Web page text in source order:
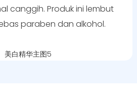
canggih. Produk ini lembut
paraben dan alkohol.